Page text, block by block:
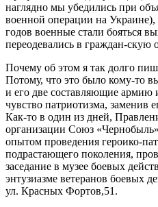
наглядно мы убедились при
военной операции на Украине),
годов военные стали бояться
переодевались в граждан-скую
Почему об этом я так долго
Потому, что это было кому-то
и его две составляющие армию
чувство патриотизма, заменив
Как-то в один из дней,
организации Союз
опытом проведения героико-
подрастающего поколения,
заседание в музее боевых
энтузиазме ветеранов боевых
ул. Красных Фортов,51.